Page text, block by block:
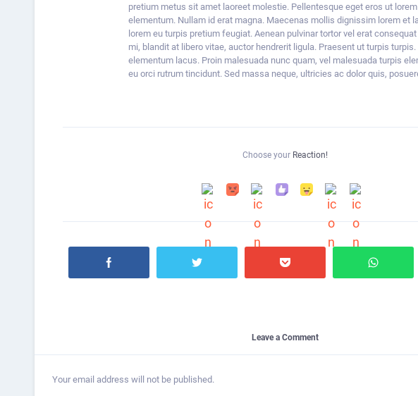
pretium metus sit amet laoreet molestie. Pellentesque eget eros ut
elementum. Nullam id erat magna. Maecenas mollis dignissim lorem et
lorem eu turpis pretium feugiat. Aenean pulvinar tortor vel erat
mi, blandit at libero vitae, auctor hendrerit ligula. Praesent ut turpis
elementum lacus. Proin malesuada nunc quam, vel malesuada turpis
eu orci rutrum tincidunt. Sed massa neque, ultricies ac dolor quis,
Choose your Reaction!
Leave a Comment
Your email address will not be published.